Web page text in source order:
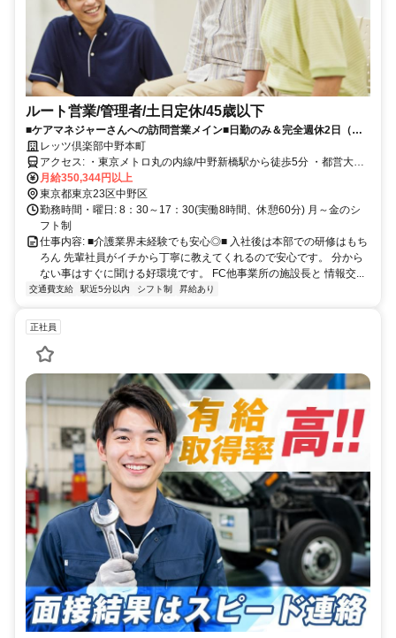
ルート営業/管理者/土日定休/45歳以下
■ケアマネジャーさんへの訪問営業メイン■日勤のみ＆完全週休2日（土
日休み）◎知識・経験は一切不問！人柄重視の採用です。利用者様もス
タッフにも働きやすい環境を一緒に作っていきましょう！
レッツ倶楽部中野本町
アクセス: ・東京メトロ丸の内線/中野新橋駅から徒歩5分 ・都営大江
戸線/中野坂上駅より徒歩10分
月給350,344円以上
東京都東京23区中野区
勤務時間・曜日: 8：30～17：30(実働8時間、休憩60分) 月～金のシ
フト制
仕事内容: ■介護業界未経験でも安心◎■ 入社後は本部での研修はもち
ろん 先輩社員がイチから丁寧に教えてくれるので安心です。 分から
ない事はすぐに聞ける好環境です。 FC他事業所の施設長と 情報交...
交通費支給 駅近5分以内 シフト制 昇給あり
正社員